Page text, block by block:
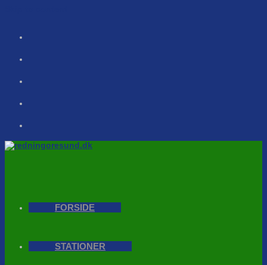
FORSIDE
STATIONER